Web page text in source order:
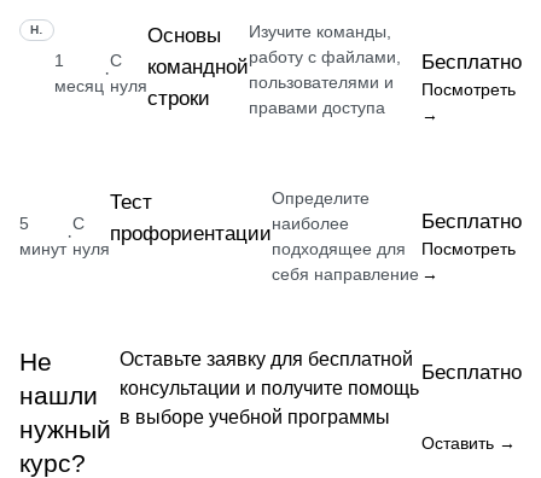
1
месяц
·
С
нуля
Основы
командной
строки
Изучите команды,
работу с файлами,
пользователями и
правами доступа
Бесплатно
Посмотреть
→
5
минут
·
С
нуля
Тест
профориентации
Определите
наиболее
подходящее для
себя направление
Бесплатно
Посмотреть
→
Не
нашли
нужный
курс?
Оставьте заявку для бесплатной
консультации и получите помощь
в выборе учебной программы
Бесплатно
Оставить →